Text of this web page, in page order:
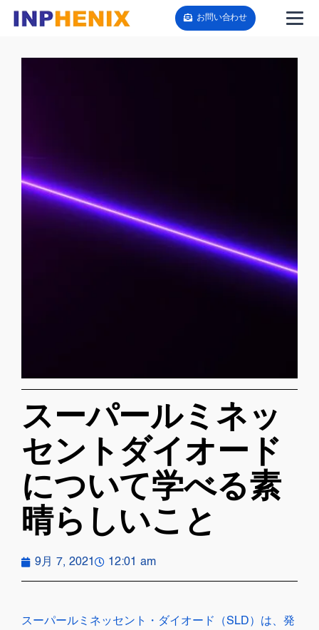
お問い合わせ
スーパールミネッ
セントダイオード
について学べる素
晴らしいこと
9月 7, 2021 12:01 am
スーパールミネッセント・ダイオード（SLD）は、発